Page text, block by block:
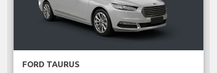
FORD TAURUS